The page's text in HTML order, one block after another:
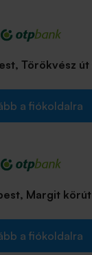
Törökvész út
a fiókoldalra
Margit
a fiókoldalra